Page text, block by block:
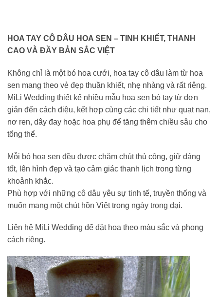
HOA TAY CÔ DÂU HOA SEN – TINH KHIẾT, THANH
CAO VÀ ĐẦY BẢN SẮC VIỆT
Không chỉ là một bó hoa cưới, hoa tay cô dâu làm từ hoa
sen mang theo vẻ đẹp thuần khiết, nhẹ nhàng và rất riêng.
MiLi Wedding thiết kế nhiều mẫu hoa sen bó tay từ đơn
giản đến cách điệu, kết hợp cùng các chi tiết như quạt nan,
nơ ren, dây đay hoặc hoa phụ để tăng thêm chiều sâu cho
tổng thể.
Mỗi bó hoa sen đều được chăm chút thủ công, giữ dáng
tốt, lên hình đẹp và tạo cảm giác thanh lịch trong từng
khoảnh khắc.
Phù hợp với những cô dâu yêu sự tinh tế, truyền thống và
muốn mang một chút hồn Việt trong ngày trọng đại.
Liên hệ MiLi Wedding để đặt hoa theo màu sắc và phong
cách riêng.